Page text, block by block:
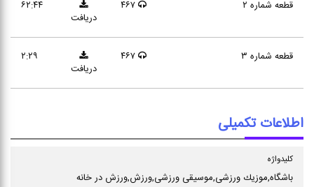
قطعه شماره ۲
۶۲:۴۴
دریافت
۴۶۷
قطعه شماره ۳
۲:۲۹
دریافت
۴۶۷
اطلاعات تکمیلی
كلیدواژه
باشگاه,موزیك ورزشی,موسیقی ورزشی,ورزش,ورزش در خانه